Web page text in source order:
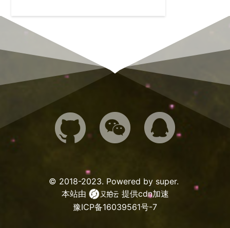
  
© 2018-2023. Powered by super.
本站由
提供cdn加速
豫ICP备16039561号-7